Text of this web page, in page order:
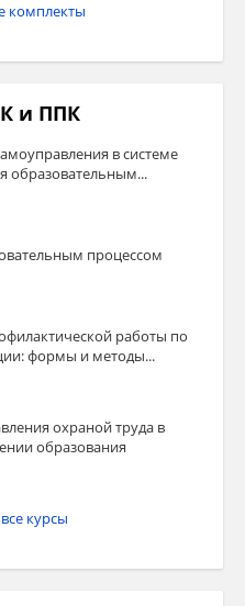
комплекты
и ППК
в системе
образовательным...
процессом
работы по
формы и методы...
охраной труда в
образования
курсы